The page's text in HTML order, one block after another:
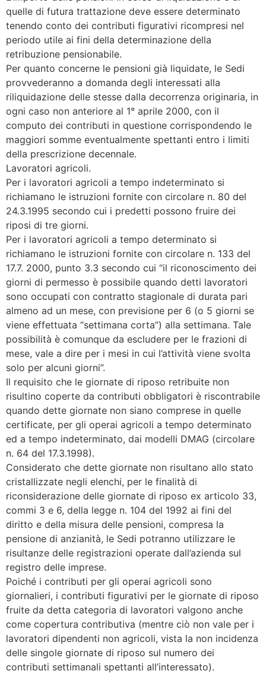
quelle di futura trattazione deve essere determinato
tenendo conto dei contributi figurativi ricompresi nel
periodo utile ai fini della determinazione della
retribuzione pensionabile.
Per quanto concerne le pensioni già liquidate, le Sedi
provvederanno a domanda degli interessati alla
riliquidazione delle stesse dalla decorrenza originaria, in
ogni caso non anteriore al 1° aprile 2000, con il
computo dei contributi in questione corrispondendo le
maggiori somme eventualmente spettanti entro i limiti
della prescrizione decennale.
Lavoratori agricoli.
Per i lavoratori agricoli a tempo indeterminato si
richiamano le istruzioni fornite con circolare n. 80 del
24.3.1995 secondo cui i predetti possono fruire dei
riposi di tre giorni.
Per i lavoratori agricoli a tempo determinato si
richiamano le istruzioni fornite con circolare n. 133 del
17.7. 2000, punto 3.3 secondo cui “il riconoscimento dei
giorni di permesso è possibile quando detti lavoratori
sono occupati con contratto stagionale di durata pari
almeno ad un mese, con previsione per 6 (o 5 giorni se
viene effettuata “settimana corta”) alla settimana. Tale
possibilità è comunque da escludere per le frazioni di
mese, vale a dire per i mesi in cui l’attività viene svolta
solo per alcuni giorni”.
Il requisito che le giornate di riposo retribuite non
risultino coperte da contributi obbligatori è riscontrabile
quando dette giornate non siano comprese in quelle
certificate, per gli operai agricoli a tempo determinato
ed a tempo indeterminato, dai modelli DMAG (circolare
n. 64 del 17.3.1998).
Considerato che dette giornate non risultano allo stato
cristallizzate negli elenchi, per le finalità di
riconsiderazione delle giornate di riposo ex articolo 33,
commi 3 e 6, della legge n. 104 del 1992 ai fini del
diritto e della misura delle pensioni, compresa la
pensione di anzianità, le Sedi potranno utilizzare le
risultanze delle registrazioni operate dall’azienda sul
registro delle imprese.
Poiché i contributi per gli operai agricoli sono
giornalieri, i contributi figurativi per le giornate di riposo
fruite da detta categoria di lavoratori valgono anche
come copertura contributiva (mentre ciò non vale per i
lavoratori dipendenti non agricoli, vista la non incidenza
delle singole giornate di riposo sul numero dei
contributi settimanali spettanti all’interessato).